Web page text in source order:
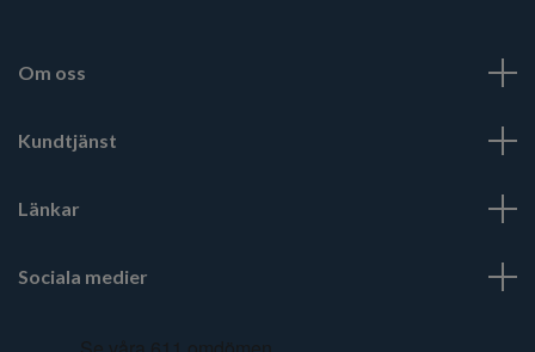
Om oss
Kundtjänst
Länkar
Sociala medier